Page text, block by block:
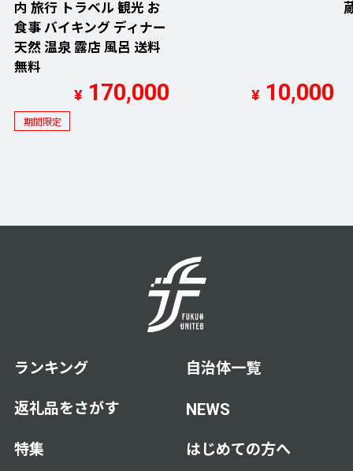
内 旅行 トラベル 観光 お
食事 バイキング ディナー
天然 温泉 露店 風呂 送料
無料
¥ 170,000
期間限定
¥ 10,000
ランキング
返礼品をさがす
特集
自治体一覧
NEWS
はじめての方へ